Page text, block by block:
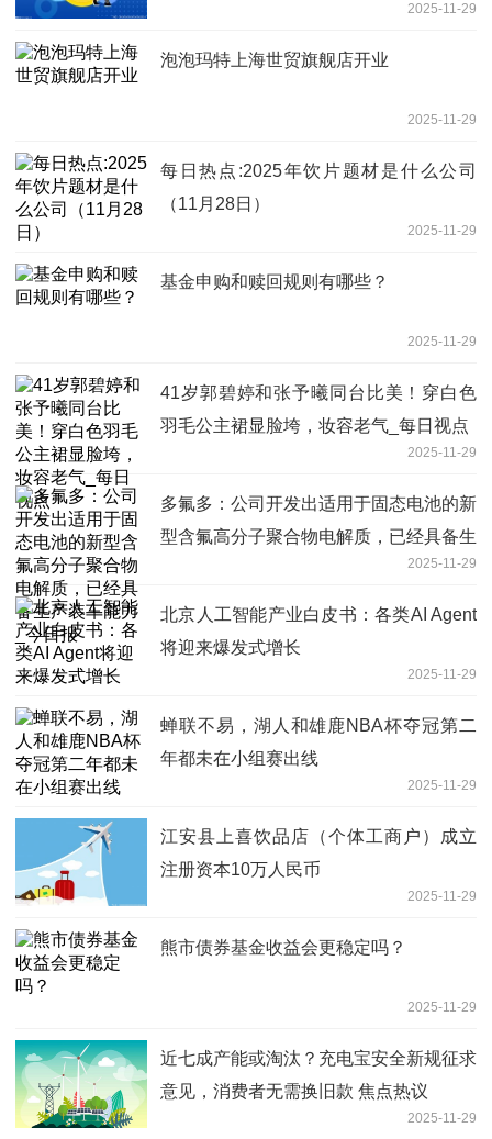
2025-11-29
泡泡玛特上海世贸旗舰店开业
2025-11-29
每日热点:2025年饮片题材是什么公司
（11月28日）
2025-11-29
基金申购和赎回规则有哪些？
2025-11-29
41岁郭碧婷和张予曦同台比美！穿白色
羽毛公主裙显脸垮，妆容老气_每日视点
2025-11-29
多氟多：公司开发出适用于固态电池的新
型含氟高分子聚合物电解质，已经具备生
2025-11-29
北京人工智能产业白皮书：各类AI Agent
将迎来爆发式增长
2025-11-29
蝉联不易，湖人和雄鹿NBA杯夺冠第二
年都未在小组赛出线
2025-11-29
江安县上喜饮品店（个体工商户）成立
注册资本10万人民币
2025-11-29
熊市债券基金收益会更稳定吗？
2025-11-29
近七成产能或淘汰？充电宝安全新规征求
意见，消费者无需换旧款 焦点热议
2025-11-29